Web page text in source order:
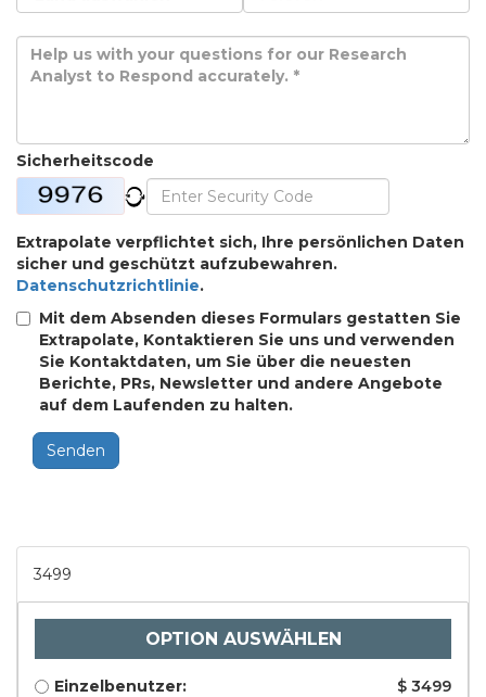
Sicherheitscode
Extrapolate verpflichtet sich, Ihre persönlichen Daten
sicher und geschützt aufzubewahren.
Datenschutzrichtlinie.
Mit dem Absenden dieses Formulars gestatten Sie
Extrapolate, Kontaktieren Sie uns und verwenden
Sie Kontaktdaten, um Sie über die neuesten
Berichte, PRs, Newsletter und andere Angebote
auf dem Laufenden zu halten.
Senden
3499
OPTION AUSWÄHLEN
Einzelbenutzer:
$ 3499